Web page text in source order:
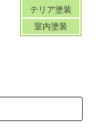
テリア塗装
室内塗装